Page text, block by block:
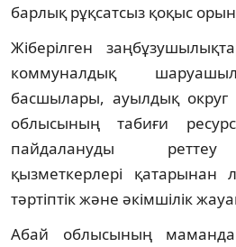
барлық рұқсатсыз қоқыс
Жіберілген
коммуналдық
басшылары, ауылдық округ
облысының табиғи
пайдалануды реттеу
қызметкерлері қатарынан
тәртіптік және әкімшілік
Абай облысының